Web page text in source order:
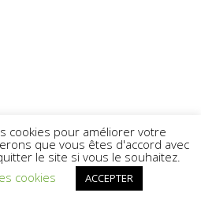
cookies pour améliorer votre
que vous êtes d'accord avec
le site si vous le souhaitez.
cookies
ACCEPTER